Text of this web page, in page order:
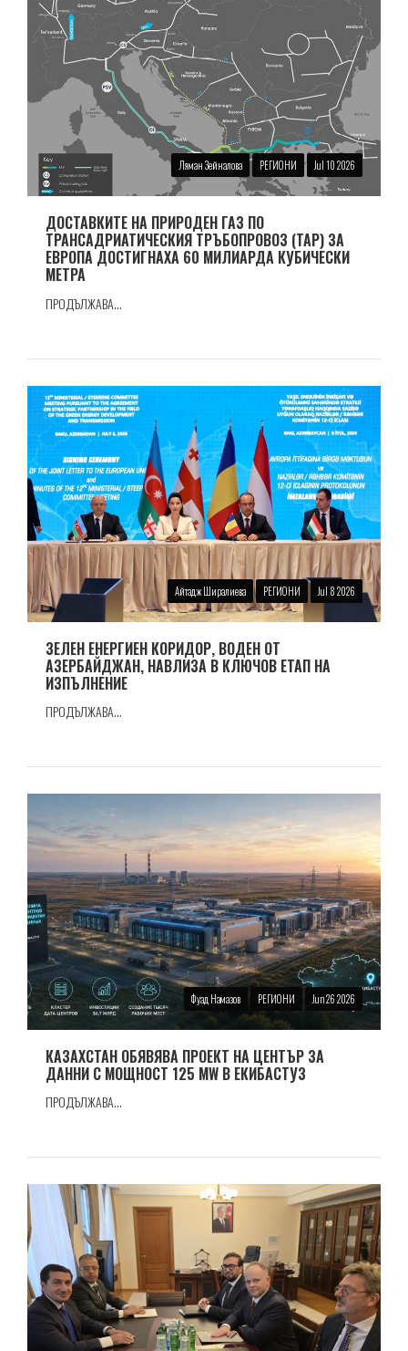
Ляман Зейналова РЕГИОНИ Jul 10 2026
ДОСТАВКИТЕ НА ПРИРОДЕН ГАЗ ПО
ТРАНСАДРИАТИЧЕСКИЯ ТРЪБОПРОВОЗ (TAP) ЗА
ЕВРОПА ДОСТИГНАХА 60 МИЛИАРДА КУБИЧЕСКИ
МЕТРА
ПРОДЪЛЖАВА...
Айтадж Ширалиева РЕГИОНИ Jul 8 2026
ЗЕЛЕН ЕНЕРГИЕН КОРИДОР, ВОДЕН ОТ
АЗЕРБАЙДЖАН, НАВЛИЗА В КЛЮЧОВ ЕТАП НА
ИЗПЪЛНЕНИЕ
ПРОДЪЛЖАВА...
Фуад Намазов РЕГИОНИ Jun 26 2026
КАЗАХСТАН ОБЯВЯВА ПРОЕКТ НА ЦЕНТЪР ЗА
ДАННИ С МОЩНОСТ 125 MW В ЕКИБАСТУЗ
ПРОДЪЛЖАВА...